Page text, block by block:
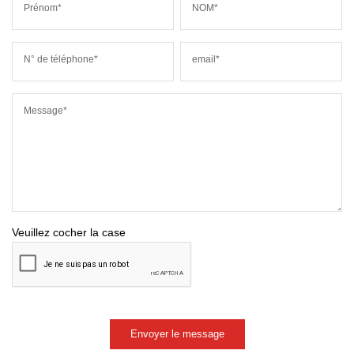
Prénom* NOM*
N° de téléphone* email*
Message*
Veuillez cocher la case
Envoyer le message